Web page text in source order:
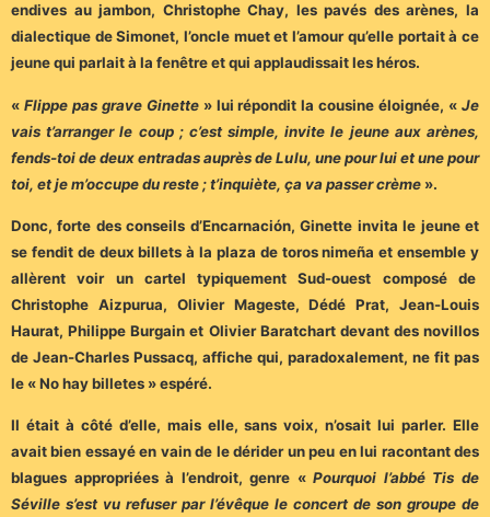
endives au jambon, Christophe Chay, les pavés des arènes, la
dialectique de Simonet, l’oncle muet et l’amour qu’elle portait à ce
jeune qui parlait à la fenêtre et qui applaudissait les héros.
« Flippe pas grave Ginette» lui répondit la cousine éloignée, «Je
vais t’arranger le coup ; c’est simple, invite le jeune aux arènes,
fends-toi de deux entradas auprès de Lulu, une pour lui et une pour
toi, et je m’occupe du reste ; t’inquiète, ça va passer crème ».
Donc, forte des conseils d’Encarnación, Ginette invita le jeune et
se fendit de deux billets à la plaza de toros nimeña et ensemble y
allèrent voir un cartel typiquement Sud-ouest composé de
Christophe Aizpurua, Olivier Mageste, Dédé Prat, Jean-Louis
Haurat, Philippe Burgain et Olivier Baratchart devant des novillos
de Jean-Charles Pussacq, affiche qui, paradoxalement, ne fit pas
le « No hay billetes » espéré.
Il était à côté d’elle, mais elle, sans voix, n’osait lui parler. Elle
avait bien essayé en vain de le dérider un peu en lui racontant des
blagues appropriées à l’endroit, genre «Pourquoi l’abbé Tis de
Séville s’est vu refuser par l’évêque le concert de son groupe de